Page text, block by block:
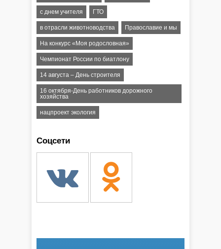
с днем учителя ГТО
в отрасли животноводства Православие и мы
На конкурс «Моя родословная»
Чемпионат России по биатлону
14 августа – День строителя
16 октября-День работников дорожного
хозяйства
нацпроект экология
Соцсети